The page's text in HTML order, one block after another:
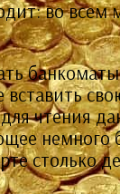
во всем
вставить
чтения
столько